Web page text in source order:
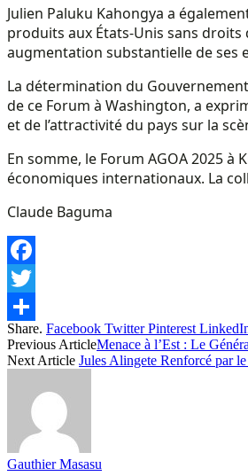
Julien Paluku Kahongya a
produits aux États-Unis sans droits
augmentation substantielle de ses
La détermination du
de ce Forum à Washington, a
et de l’attractivité du pays sur la
En somme, le Forum AGOA 2025
économiques internationaux. La
Claude Baguma
Facebook
Twitter
Share
Share. Facebook Twitter Pinterest
Previous ArticleMenace à l’Est : Le
Next Article Jules Alingete Renforcé par
Gauthier Masasu